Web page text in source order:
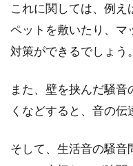
これに関しては、例
ペットを敷いたり、マ
対策ができるでしょう。
また、壁を挟んだ騒
くなどすると、音の伝
そして、生活音の騒音